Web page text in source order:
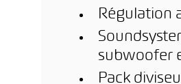
Régulation
subwoofer
Pack